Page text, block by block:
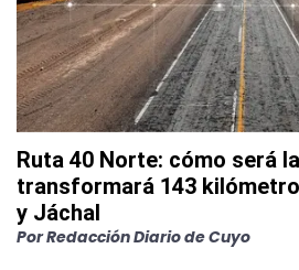
Ruta 40 Norte: cómo será
transformará 143
y Jáchal
PorRedacción Diario de Cuyo